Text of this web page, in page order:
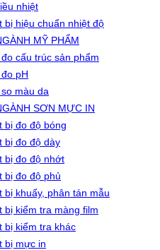
nhiệt
bị hiệu chuẩn nhiệt độ
MỸ PHẨM
cấu trúc sản phẩm
pH
màu da
SƠN MỰC IN
bị đo độ bóng
bị đo độ dày
bị đo độ nhớt
bị đo độ phủ
bị khuấy, phân tán mẫu
bị kiểm tra màng film
bị kiểm tra khác
bị mực in